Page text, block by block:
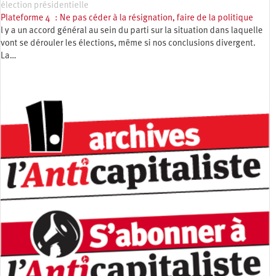
élection présidentielle
Plateforme 4 : Ne pas céder à la résignation, faire de la politique
l y a un accord général au sein du parti sur la situation dans laquelle
vont se dérouler les élections, même si nos conclusions divergent.
La…